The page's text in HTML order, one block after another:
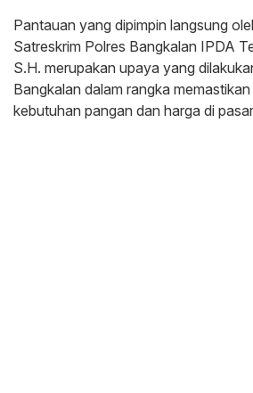
Pantauan yang dipimpin langsung
Satreskrim Polres Bangkalan IPDA
S.H. merupakan upaya yang
Bangkalan dalam rangka
kebutuhan pangan dan harga di